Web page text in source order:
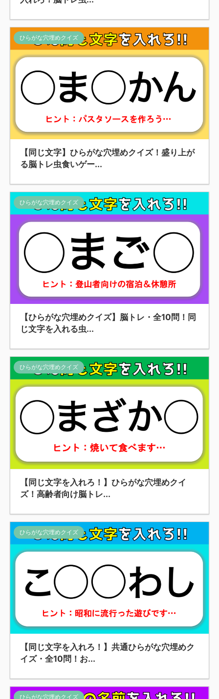
ひらがな穴埋めクイズ
【同じ文字】ひらがな穴埋めクイズ！盛り上が
る脳トレ虫食いゲー...
ひらがな穴埋めクイズ
【ひらがな穴埋めクイズ】脳トレ・全10問！同
じ文字を入れる虫...
ひらがな穴埋めクイズ
【同じ文字を入れろ！】ひらがな穴埋めクイ
ズ！高齢者向け脳トレ...
ひらがな穴埋めクイズ
【同じ文字を入れろ！】共通ひらがな穴埋めク
イズ・全10問！お...
ひらがな穴埋めクイズ